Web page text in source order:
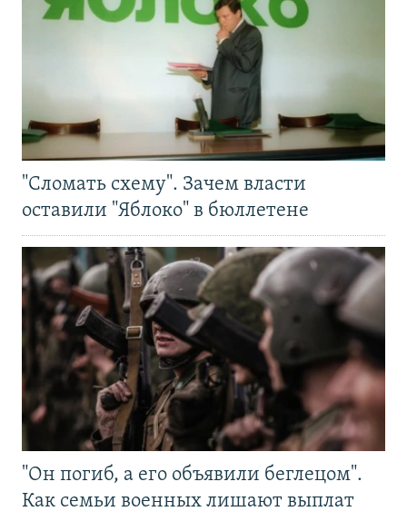
"Сломать схему". Зачем власти
оставили "Яблоко" в бюллетене
"Он погиб, а его объявили беглецом".
Как семьи военных лишают выплат